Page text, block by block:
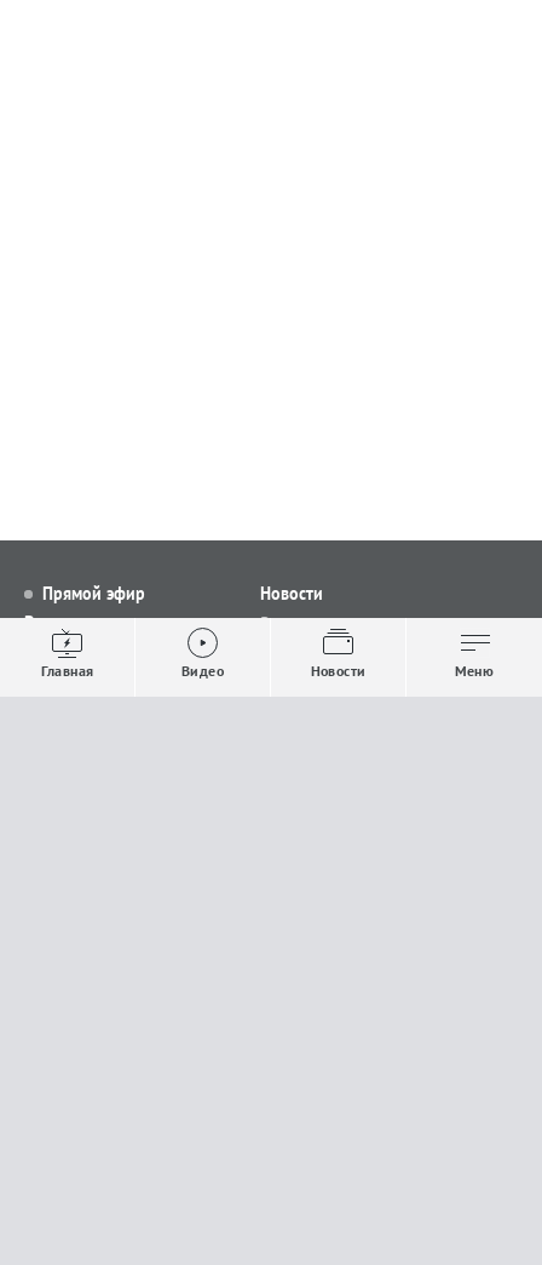
Прямой эфир
Видео
Выпуски новостей
Проекты
Новости
Все новости
Общество
Строительство и ЖКХ
Главная Видео Новости Меню